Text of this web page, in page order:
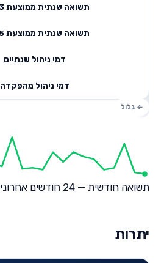
תשואה שנתית ממוצעת 3 שנים
תשואה שנתית ממוצעת 5 שנים
דמי ניהול שנתיים
דמי ניהול מהפקדה
תשואה חודשית — 24 חודשים אחרונים
יתרות